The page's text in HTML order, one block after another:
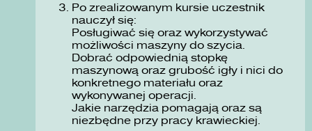
Po zrealizowanym kursie uczestnik
nauczył się:
Posługiwać się oraz wykorzystywać
możliwości maszyny do szycia.
Dobrać odpowiednią stopkę
maszynową oraz grubość igły i nici do
konkretnego materiału oraz
wykonywanej operacji.
Jakie narzędzia pomagają oraz są
niezbędne przy pracy krawieckiej.